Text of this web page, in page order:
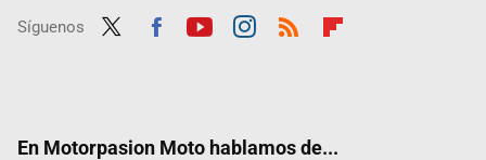
Síguenos
En Motorpasion Moto hablamos de...